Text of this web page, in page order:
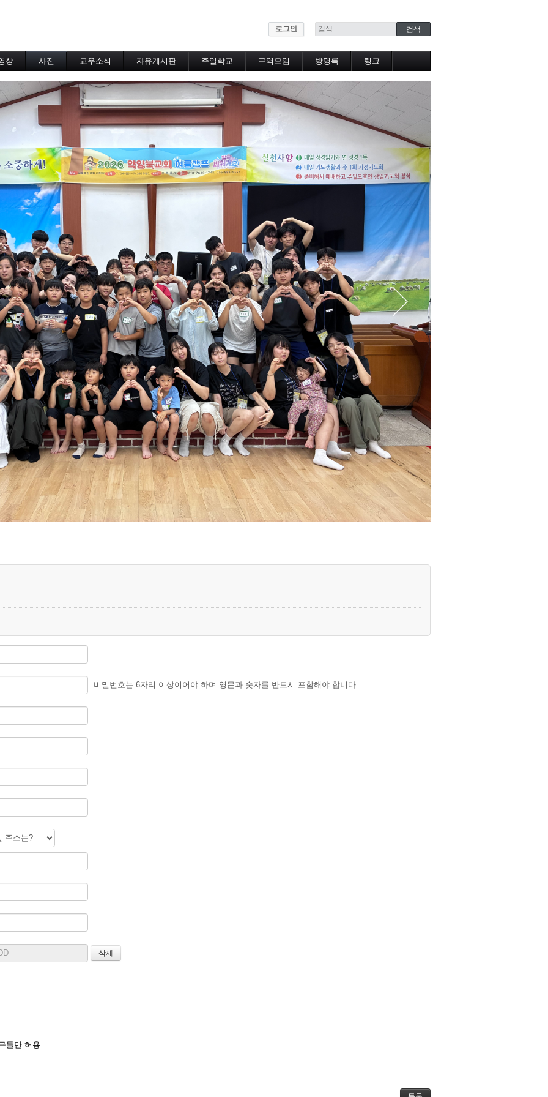
로그인
상 사진 교우소식 자유게시판 주일학교 구역모임 방명록 링크
비밀번호는 6자리 이상이어야 하며 영문과 숫자를 반드시 포함해야 합니다.
들만 허용